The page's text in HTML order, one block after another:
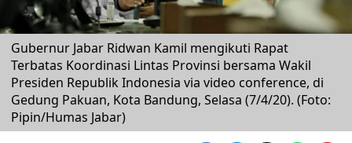
Gubernur Jabar Ridwan Kamil mengikuti Rapat
Terbatas Koordinasi Lintas Provinsi bersama Wakil
Presiden Republik Indonesia via video conference, di
Gedung Pakuan, Kota Bandung, Selasa (7/4/20). (Foto:
Pipin/Humas Jabar)